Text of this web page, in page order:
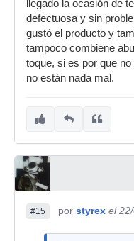
llegado la ocasión de
defectuosa y sin
gustó el producto y
tampoco combiene
toque, si es por que
no están nada mal.
#15 por styrex el